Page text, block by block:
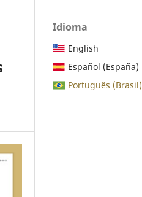
Idioma
English
Español (España)
Português (Brasil)